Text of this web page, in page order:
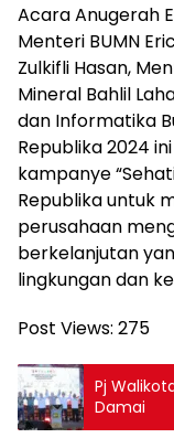
Acara Anugerah
Menteri BUMN
Zulkifli Hasan,
Mineral Bahlil
dan Informatika
Republika 2024
kampanye
Republika untuk
perusahaan
berkelanjutan
lingkungan dan
Post Views: 275
Pj
Damai